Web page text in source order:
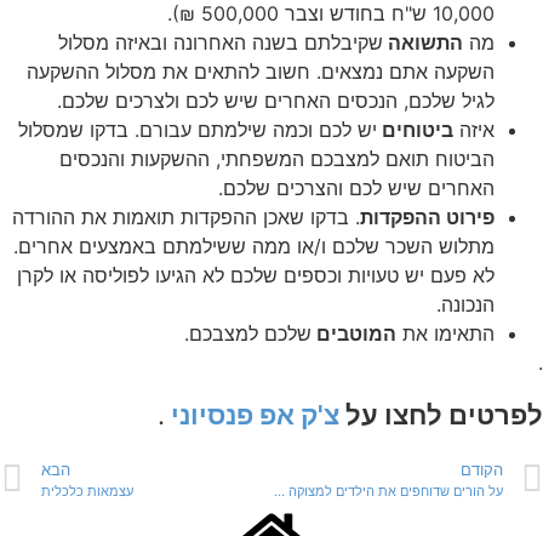
10,000 ש"ח בחודש וצבר 500,000 ₪).
מה התשואה שקיבלתם בשנה האחרונה ובאיזה מסלול
השקעה אתם נמצאים. חשוב להתאים את מסלול ההשקעה
לגיל שלכם, הנכסים האחרים שיש לכם ולצרכים שלכם.
איזה ביטוחים יש לכם וכמה שילמתם עבורם. בדקו שמסלול
הביטוח תואם למצבכם המשפחתי, ההשקעות והנכסים
האחרים שיש לכם והצרכים שלכם.
פירוט ההפקדות. בדקו שאכן ההפקדות תואמות את ההורדה
מתלוש השכר שלכם ו/או ממה ששילמתם באמצעים אחרים.
לא פעם יש טעויות וכספים שלכם לא הגיעו לפוליסה או לקרן
הנכונה.
התאימו את המוטבים שלכם למצבכם.
.
לפרטים לחצו עלצ'ק אפ פנסיוני .
הקודם
על הורים שדוחפים את הילדים למצוקה כלכלית מתוך כוונה טובה
הבא
עצמאות כלכלית